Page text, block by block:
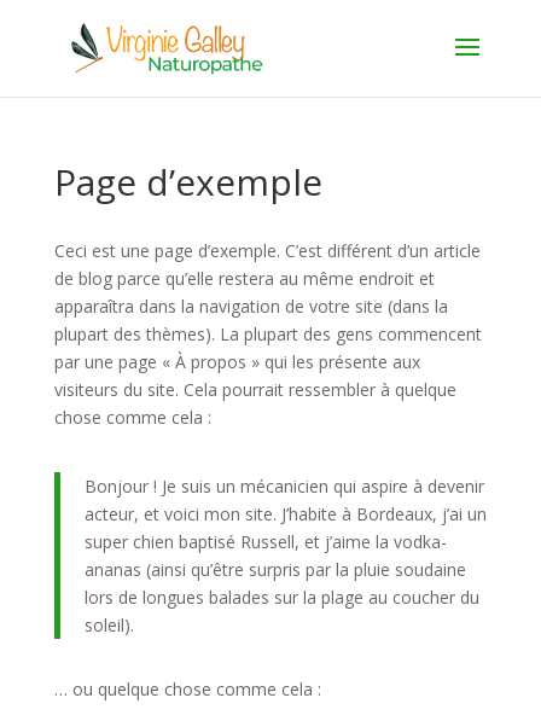
Page d’exemple
Ceci est une page d’exemple. C’est différent d’un article
de blog parce qu’elle restera au même endroit et
apparaîtra dans la navigation de votre site (dans la
plupart des thèmes). La plupart des gens commencent
par une page « À propos » qui les présente aux
visiteurs du site. Cela pourrait ressembler à quelque
chose comme cela :
Bonjour ! Je suis un mécanicien qui aspire à devenir
acteur, et voici mon site. J’habite à Bordeaux, j’ai un
super chien baptisé Russell, et j’aime la vodka-
ananas (ainsi qu’être surpris par la pluie soudaine
lors de longues balades sur la plage au coucher du
soleil).
… ou quelque chose comme cela :